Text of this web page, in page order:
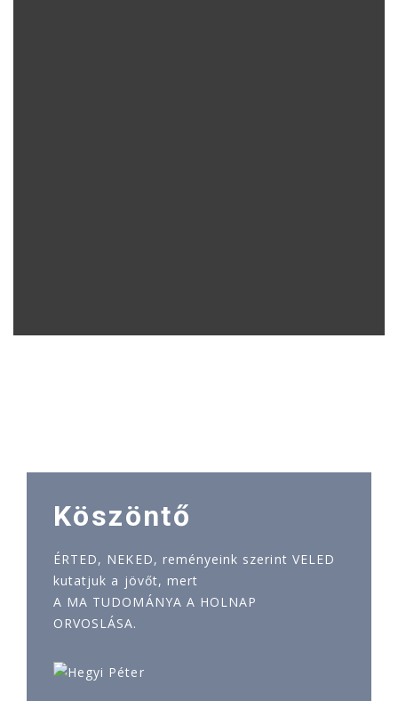
Köszöntő
ÉRTED, NEKED, reményeink szerint VELED
kutatjuk a jövőt, mert
A MA TUDOMÁNYA A HOLNAP
ORVOSLÁSA.